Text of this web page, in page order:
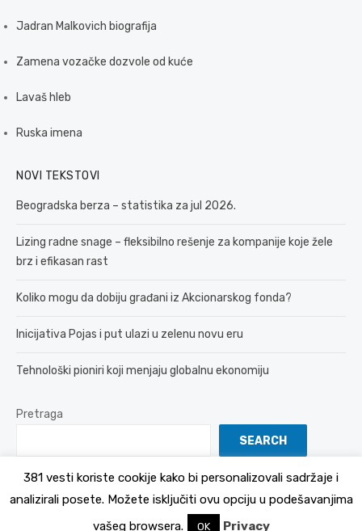
Jadran Malkovich biografija
Zamena vozačke dozvole od kuće
Lavaš hleb
Ruska imena
NOVI TEKSTOVI
Beogradska berza – statistika za jul 2026.
Lizing radne snage – fleksibilno rešenje za kompanije koje žele
brz i efikasan rast
Koliko mogu da dobiju građani iz Akcionarskog fonda?
Inicijativa Pojas i put ulazi u zelenu novu eru
Tehnološki pioniri koji menjaju globalnu ekonomiju
Pretraga
SEARCH
Politika Privatnosti
381 vesti koriste cookije kako bi personalizovali sadržaje i
analizirali posete. Možete isključiti ovu opciju u podešavanjima
vašeg browsera.
OK Privacy